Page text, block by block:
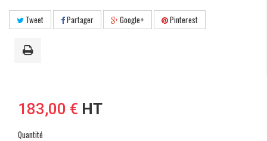
Tweet Partager Google+ Pinterest
183,00 € HT
Quantité